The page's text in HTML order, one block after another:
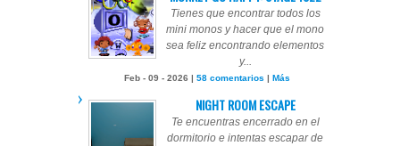
Tienes que encontrar todos los
mini monos y hacer que el mono
sea feliz encontrando elementos
y...
Feb - 09 - 2026 | 58 comentarios | Más
NIGHT ROOM ESCAPE
Te encuentras encerrado en el
dormitorio e intentas escapar de